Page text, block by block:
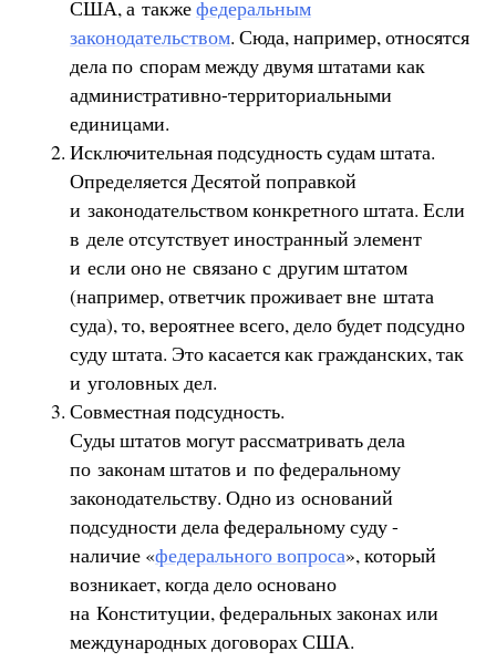
США, а такжефедеральным
законодательством. Сюда, например, относятся
дела по спорам между двумя штатами как
административно-территориальными
единицами.
Исключительная подсудность судам штата.
Определяется Десятой поправкой
и законодательством конкретного штата. Если
в деле отсутствует иностранный элемент
и если оно не связано с другим штатом
(например, ответчик проживает вне штата
суда), то, вероятнее всего, дело будет подсудно
суду штата. Это касается как гражданских, так
и уголовных дел.
Совместная подсудность.
Суды штатов могут рассматривать дела
по законам штатов и по федеральному
законодательству. Одно из оснований
подсудности дела федеральному суду -
наличие «федерального вопроса», который
возникает, когда дело основано
на Конституции, федеральных законах или
международных договорах США.